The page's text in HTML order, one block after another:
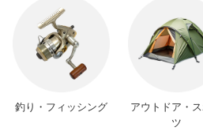
釣り・フィッシング
アウトドア・
ツ